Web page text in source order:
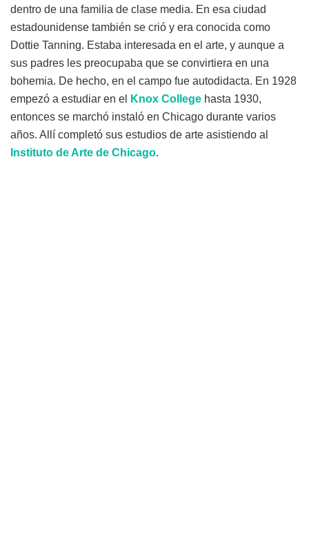
dentro de una familia de clase media. En esa ciudad
estadounidense también se crió y era conocida como
Dottie Tanning. Estaba interesada en el arte, y aunque a
sus padres les preocupaba que se convirtiera en una
bohemia. De hecho, en el campo fue autodidacta. En 1928
empezó a estudiar en el
Knox College hasta 1930,
entonces se marchó instaló en Chicago durante varios
años. Allí completó sus estudios de arte asistiendo al
Instituto de Arte de Chicago.